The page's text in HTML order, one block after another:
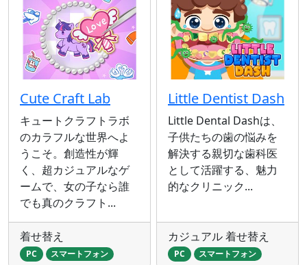
Cute Craft Lab
キュートクラフトラボ
のカラフルな世界へよ
うこそ。創造性が輝
く、超カジュアルなゲ
ームで、女の子なら誰
でも真のクラフト...
着せ替え
PC スマートフォン
Little Dentist Dash
Little Dental Dashは、
子供たちの歯の悩みを
解決する親切な歯科医
として活躍する、魅力
的なクリニック...
カジュアル 着せ替え
PC スマートフォン